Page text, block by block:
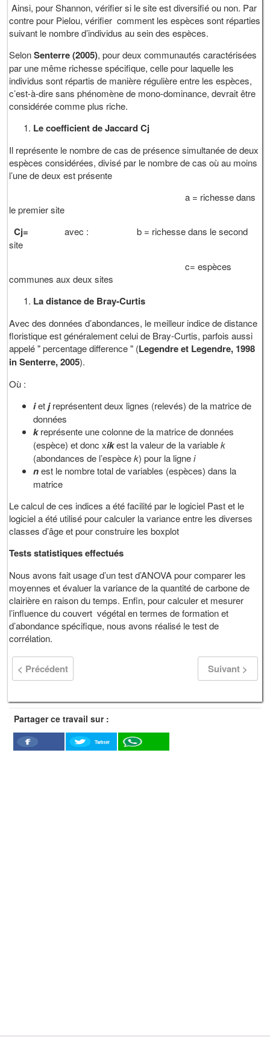
Ainsi, pour Shannon, vérifier si le site est diversifié ou non. Par
contre pour Pielou, vérifier comment les espèces sont réparties
suivant le nombre d’individus au sein des espèces.
SelonSenterre (2005), pour deux communautés caractérisées
par une même richesse spécifique, celle pour laquelle les
individus sont répartis de manière régulière entre les espèces,
c’est-à-dire sans phénomène de mono-dominance, devrait être
considérée comme plus riche.
Le coefficient de Jaccard Cj
Il représente le nombre de cas de présence simultanée de deux
espèces considérées, divisé par le nombre de cas où au moins
l’une de deux est présente
a = richesse dans
le premier site
Cj= avec : b = richesse dans le second
site
c= espèces
communes aux deux sites
La distance de Bray-Curtis
Avec des données d’abondances, le meilleur indice de distance
floristique est généralement celui de Bray-Curtis, parfois aussi
appelé " percentage difference " (Legendre et Legendre, 1998
in Senterre, 2005).
Où :
ietjreprésentent deux lignes (relevés) de la matrice de
données
kreprésente une colonne de la matrice de données
(espèce) et donc xikest la valeur de la variablek
(abondances de l’espècek) pour la lignei
nest le nombre total de variables (espèces) dans la
matrice
Le calcul de ces indices a été facilité par le logiciel Past et le
logiciel a été utilisé pour calculer la variance entre les diverses
classes d’âge et pour construire les boxplot
Tests statistiques effectués
Nous avons fait usage d’un test d’ANOVA pour comparer les
moyennes et évaluer la variance de la quantité de carbone de
clairière en raison du temps. Enfin, pour calculer et mesurer
l’influence du couvert végétal en termes de formation et
d’abondance spécifique, nous avons réalisé le test de
corrélation.
< Précédent Suivant >
Partager ce travail sur :
Facebook
Twitter